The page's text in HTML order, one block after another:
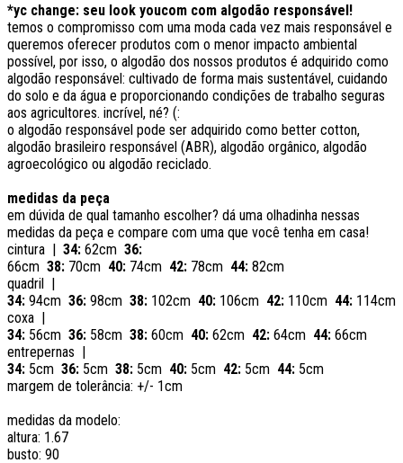
*yc change: seu look youcom com algodão responsável!
temos o compromisso com uma moda cada vez mais responsável e
queremos oferecer produtos com o menor impacto ambiental
possível, por isso, o algodão dos nossos produtos é adquirido como
algodão responsável: cultivado de forma mais sustentável, cuidando
do solo e da água e proporcionando condições de trabalho seguras
aos agricultores. incrível, né? (:
o algodão responsável pode ser adquirido como better cotton,
algodão brasileiro responsável (ABR), algodão orgânico, algodão
agroecológico ou algodão reciclado.
medidas da peça
em dúvida de qual tamanho escolher? dá uma olhadinha nessas
medidas da peça e compare com uma que você tenha em casa!
cintura | 34: 62cm 36:
66cm 38: 70cm 40: 74cm 42: 78cm 44: 82cm
quadril |
34: 94cm 36: 98cm 38: 102cm 40: 106cm 42: 110cm 44: 114cm
coxa |
34: 56cm 36: 58cm 38: 60cm 40: 62cm 42: 64cm 44: 66cm
entrepernas |
34: 5cm 36: 5cm 38: 5cm 40: 5cm 42: 5cm 44: 5cm
margem de tolerância: +/- 1cm
medidas da modelo:
altura: 1.67
busto: 90